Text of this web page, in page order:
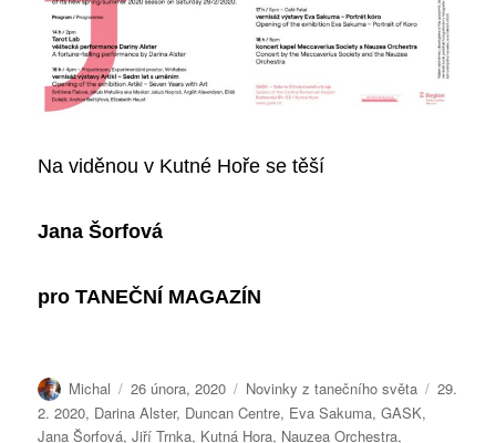
Na viděnou v Kutné Hoře se těší
Jana Šorfová
pro TANEČNÍ MAGAZÍN
Autor:
Michal Publikováno:
26 února, 2020 Rubriky:
Novinky z tanečního světa Štítky:
29.
2. 2020, Darina Alster, Duncan Centre, Eva Sakuma,GASK,
Jana Šorfová,Jiří Trnka, Kutná Hora, Nauzea Orchestra,